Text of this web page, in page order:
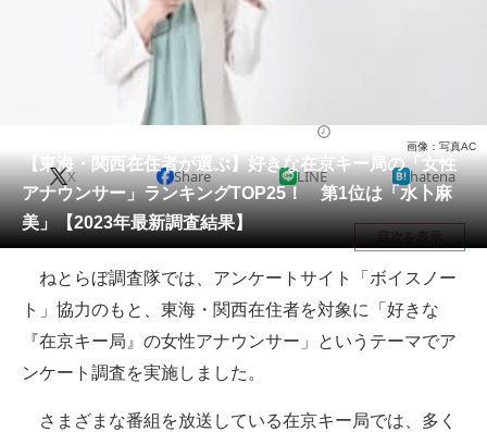
教育・育児
会員記事
メディア
注目記事を集めた総合ページ
ITの今と未来を見通す
スマホと通信の最新トレンド
【東海・関西在住者が選ぶ】好きな在京キー局の「女性
アナウンサー」ランキングTOP25！ 第1位は「水卜麻
美」【2023年最新調査結果】
画像：写真AC
X Share LINE hatena
目次を表示
ねとらぼ調査隊では、アンケートサイト「ボイスノー
ト」協力のもと、東海・関西在住者を対象に「好きな
『在京キー局』の女性アナウンサー」というテーマでア
ンケート調査を実施しました。
さまざまな番組を放送している在京キー局では、多く